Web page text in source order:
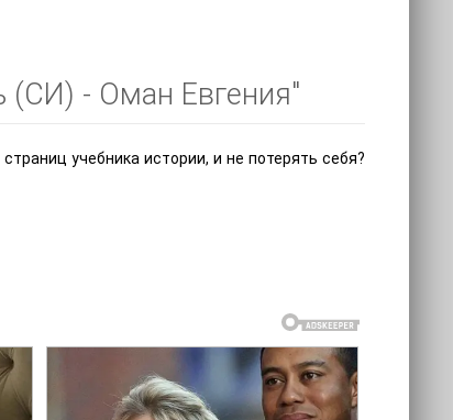
(СИ) - Оман Евгения"
учебника истории, и не потерять себя?